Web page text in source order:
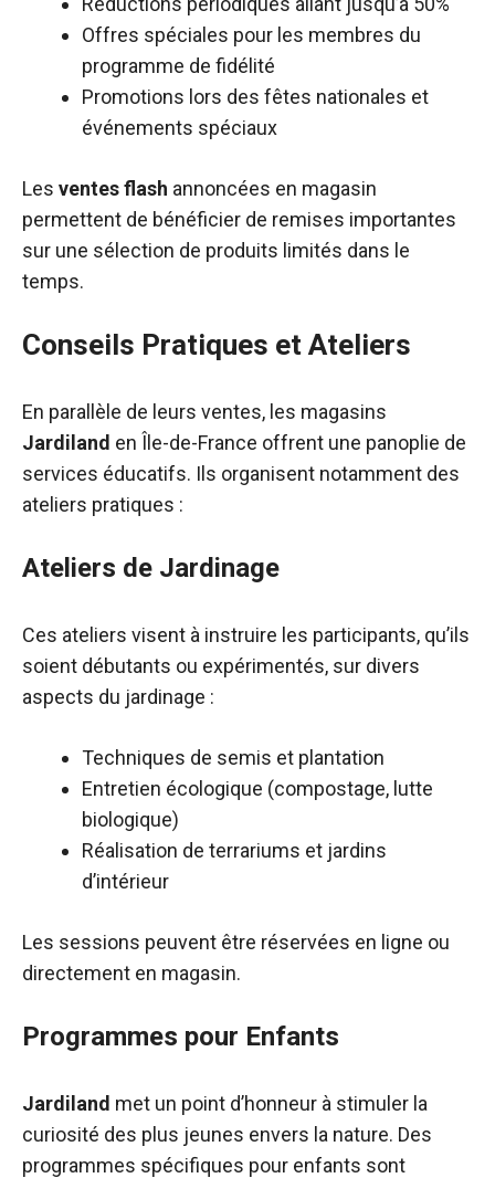
Offres spéciales pour les membres du
programme de fidélité
Promotions lors des fêtes nationales et
événements spéciaux
Les ventes flash annoncées en magasin
permettent de bénéficier de remises importantes
sur une sélection de produits limités dans le
temps.
Conseils Pratiques et Ateliers
En parallèle de leurs ventes, les magasins
Jardiland en Île-de-France offrent une panoplie de
services éducatifs. Ils organisent notamment des
ateliers pratiques :
Ateliers de Jardinage
Ces ateliers visent à instruire les participants, qu’ils
soient débutants ou expérimentés, sur divers
aspects du jardinage :
Techniques de semis et plantation
Entretien écologique (compostage, lutte
biologique)
Réalisation de terrariums et jardins
d’intérieur
Les sessions peuvent être réservées en ligne ou
directement en magasin.
Programmes pour Enfants
Jardiland met un point d’honneur à stimuler la
curiosité des plus jeunes envers la nature. Des
programmes spécifiques pour enfants sont